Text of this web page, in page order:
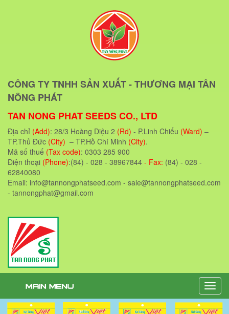
CÔNG TY TNHH SẢN XUẤT - THƯƠNG MẠI TÂN
NÔNG PHÁT
TAN NONG PHAT SEEDS CO., LTD
Địa chỉ (Add): 28/3 Hoàng Diệu 2 (Rd) - P.Linh Chiểu (Ward) –
TP.Thủ Đức (City) – TP.Hồ Chí Minh (City).
Mã số thuế (Tax code): 0303 285 900
Điện thoại (Phone):(84) - 028 - 38967844 - Fax: (84) - 028 -
62840080
Email: info@tannongphatseed.com - sale@tannongphatseed.com
- tannongphat@gmail.com
Toggle